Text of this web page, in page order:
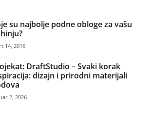
su najbolje podne obloge za vašu
14, 2016
DraftStudio – Svaki korak
dizajn i prirodni materijali
2, 2026